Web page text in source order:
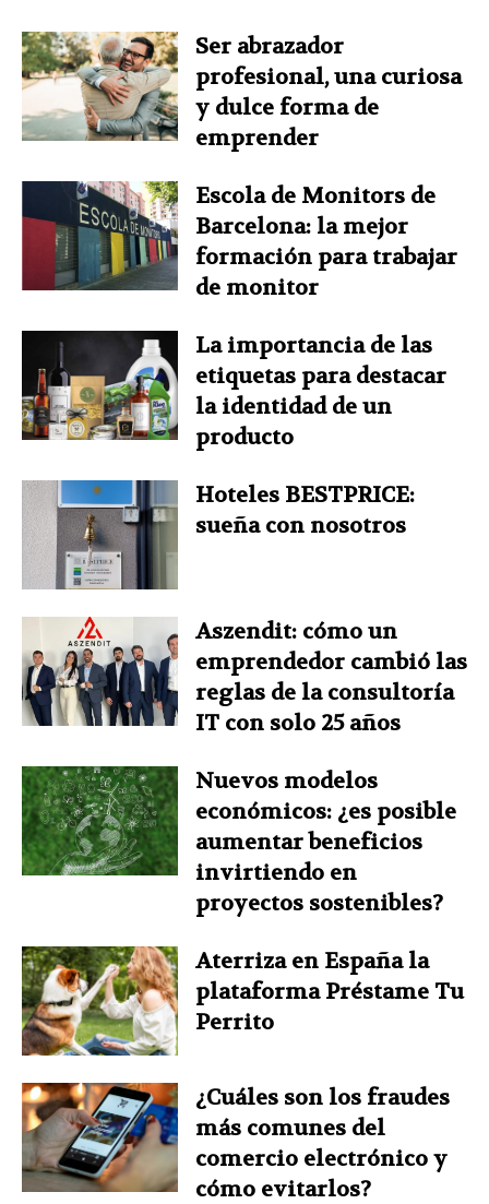
Ser abrazador
profesional, una curiosa
y dulce forma de
emprender
Escola de Monitors de
Barcelona: la mejor
formación para trabajar
de monitor
La importancia de las
etiquetas para destacar
la identidad de un
producto
Hoteles BESTPRICE:
sueña con nosotros
Aszendit: cómo un
emprendedor cambió las
reglas de la consultoría
IT con solo 25 años
Nuevos modelos
económicos: ¿es posible
aumentar beneficios
invirtiendo en
proyectos sostenibles?
Aterriza en España la
plataforma Préstame Tu
Perrito
¿Cuáles son los fraudes
más comunes del
comercio electrónico y
cómo evitarlos?